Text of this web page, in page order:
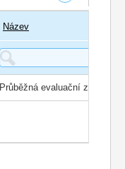
Název
Průběžná evaluační zpráva 2